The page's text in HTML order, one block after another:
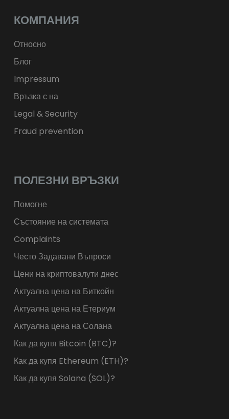
ft HUF
zł PLN
КОМПАНИЯ
Относно
Блог
Impressum
Връзка с на
Legal & Security
Fraud prevention
ПОЛЕЗНИ ВРЪЗКИ
Помогне
Състояние на системата
Complaints
Често Задавани Въпроси
Цени на криптовалути днес
Актуална цена на Биткойн
Актуална цена на Етериум
Актуална цена на Солана
Как да купя Bitcoin (BTC)?
Как да купя Ethereum (ETH)?
Как да купя Solana (SOL)?